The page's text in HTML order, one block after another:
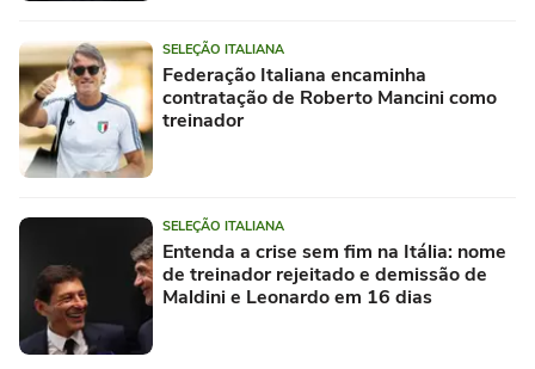
SELEÇÃO ITALIANA
Federação Italiana encaminha
contratação de Roberto Mancini como
treinador
SELEÇÃO ITALIANA
Entenda a crise sem fim na Itália: nome
de treinador rejeitado e demissão de
Maldini e Leonardo em 16 dias